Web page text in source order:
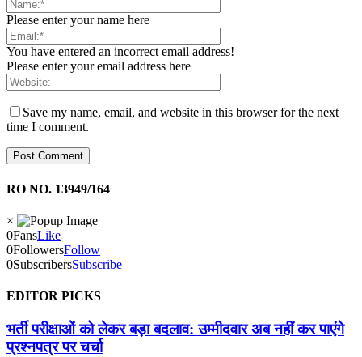
Please enter your name here
You have entered an incorrect email address!
Please enter your email address here
Save my name, email, and website in this browser for the next
time I comment.
RO NO. 13949/164
×
0FansLike
0FollowersFollow
0SubscribersSubscribe
EDITOR PICKS
भर्ती परीक्षाओं को लेकर बड़ा बदलाव: उम्मीदवार अब नहीं कर पाएंगे
प्रश्नपत्र पर चर्चा